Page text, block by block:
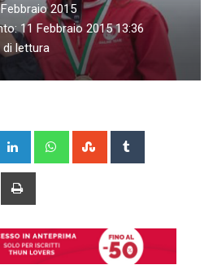
2015
11 Febbraio 2015 13:36
lettura
LinkedIn WhatsappStumbleUpon
Share